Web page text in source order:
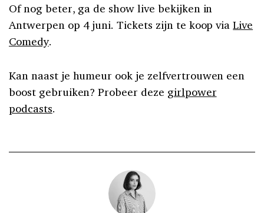
Of nog beter, ga de show live bekijken in
Antwerpen op 4 juni. Tickets zijn te koop viaLive
Comedy.
Kan naast je humeur ook je zelfvertrouwen een
boost gebruiken? Probeer deze girlpower
podcasts.